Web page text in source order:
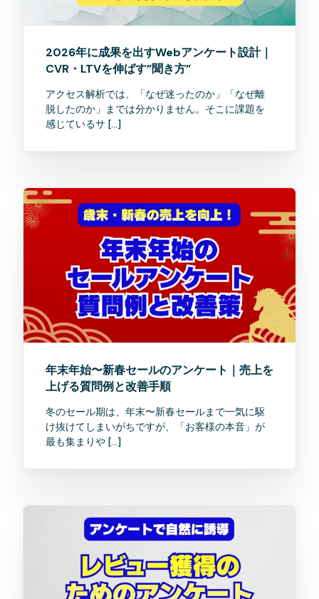
2026年に成果を出すWebアンケート設計｜
CVR・LTVを伸ばす”聞き方”
アクセス解析では、「なぜ迷ったのか」「なぜ離
脱したのか」までは分かりません。そこに課題を
感じているサ […]
年末年始〜新春セールのアンケート｜売上を
上げる質問例と改善手順
冬のセール期は、年末〜新春セールまで一気に駆
け抜けてしまいがちですが、「お客様の本音」が
最も集まりや […]